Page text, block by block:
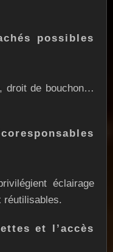
possibles
droit de bouchon…
éclairage
réutilisables.
et l’accès